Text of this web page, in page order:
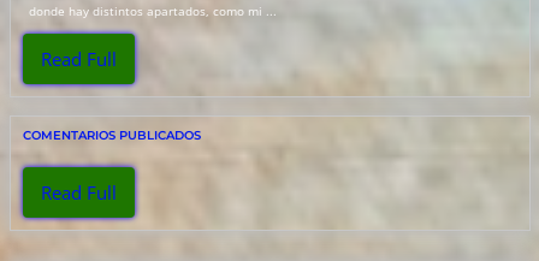
donde hay distintos apartados, como mi ...
Read FullRead
Full
COMENTARIOS PUBLICADOS
Read FullRead
Full